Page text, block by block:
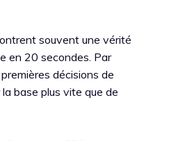
souvent une vérité
en 20 secondes. Par
décisions de
base plus vite que de